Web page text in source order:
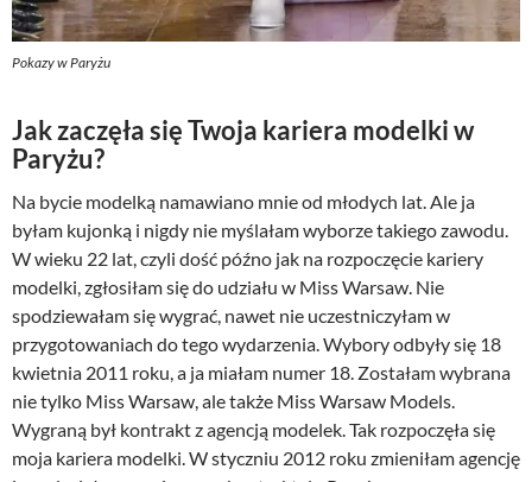
Pokazy w Paryżu
Jak zaczęła się Twoja kariera modelki w
Paryżu?
Na bycie modelką namawiano mnie od młodych lat. Ale ja
byłam kujonką i nigdy nie myślałam wyborze takiego zawodu.
W wieku 22 lat, czyli dość późno jak na rozpoczęcie kariery
modelki, zgłosiłam się do udziału w Miss Warsaw. Nie
spodziewałam się wygrać, nawet nie uczestniczyłam w
przygotowaniach do tego wydarzenia. Wybory odbyły się 18
kwietnia 2011 roku, a ja miałam numer 18. Zostałam wybrana
nie tylko Miss Warsaw, ale także Miss Warsaw Models.
Wygraną był kontrakt z agencją modelek. Tak rozpoczęła się
moja kariera modelki. W styczniu 2012 roku zmieniłam agencję